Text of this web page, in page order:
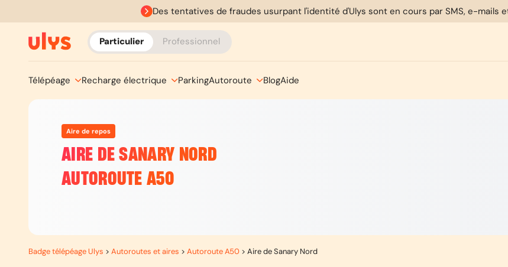
Des tentatives de fraudes usurpant l'identité d'Ulys sont en cours par SMS, e-mails
Particulier Professionnel
Télépéage Recharge électrique ParkingAutoroute BlogAide
Aire de repos
AIRE DE SANARY NORD
AUTOROUTE A50
Badge télépéage Ulys > Autoroutes et aires > Autoroute A50 > Aire de Sanary Nord